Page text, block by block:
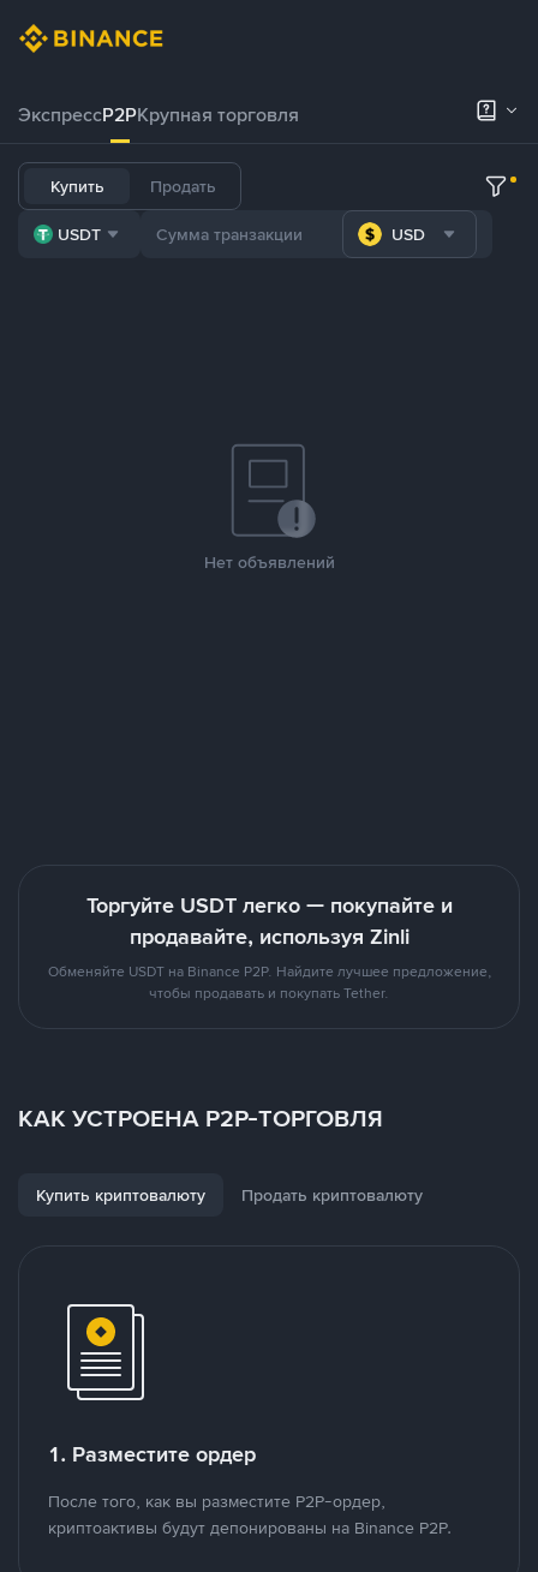
ЭкспрессP2PКрупная торговля
Купить Продать
USDT USD
Нет объявлений
Торгуйте USDT легко — покупайте и
продавайте, используя Zinli
Обменяйте USDT на Binance P2P. Найдите лучшее предложение,
чтобы продавать и покупать Tether.
КАК УСТРОЕНА P2P-ТОРГОВЛЯ
Купить криптовалюту Продать криптовалюту
1. Разместите ордер
После того, как вы разместите P2P-ордер,
криптоактивы будут депонированы на Binance P2P.